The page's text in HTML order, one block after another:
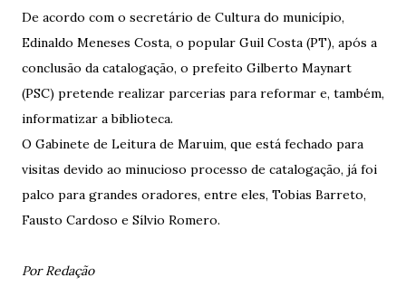
De acordo com o secretário de Cultura do município,
Edinaldo Meneses Costa, o popular Guil Costa (PT), após a
conclusão da catalogação, o prefeito Gilberto Maynart
(PSC) pretende realizar parcerias para reformar e, também,
informatizar a biblioteca.
O Gabinete de Leitura de Maruim, que está fechado para
visitas devido ao minucioso processo de catalogação, já foi
palco para grandes oradores, entre eles, Tobias Barreto,
Fausto Cardoso e Sílvio Romero.
Por Redação